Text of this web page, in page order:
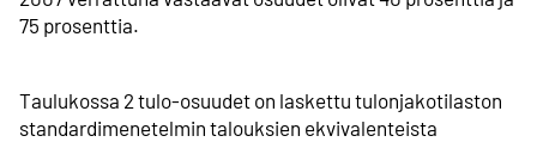
75 prosenttia.
Taulukossa 2 tulo-osuudet on laskettu tulonjakotilaston
standardi­menetelmin talouksien ekvivalenteista